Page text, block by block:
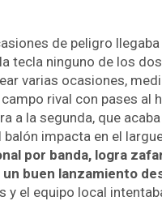
de peligro llegaba
tecla ninguno de los
varias ocasiones,
rival con pases al
a la segunda, que
impacta en el
por banda, logra
buen lanzamiento
y el equipo local